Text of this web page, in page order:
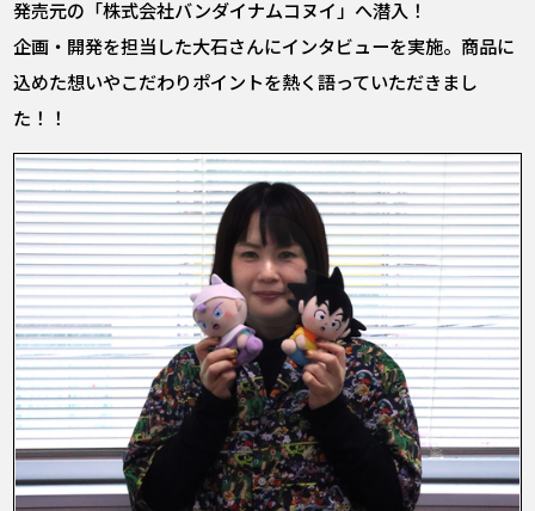
発売元の「株式会社バンダイナムコヌイ」へ潜入！
企画・開発を担当した大石さんにインタビューを実施。商品に
込めた想いやこだわりポイントを熱く語っていただきまし
た！！